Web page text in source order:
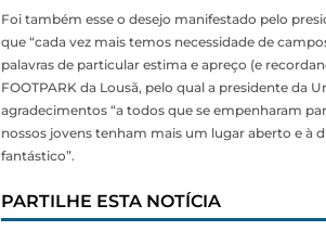
Foi também esse o desejo manifestado pelo
que “cada vez mais temos necessidade de
palavras de particular estima e apreço (e
FOOTPARK da Lousã, pelo qual a presidente da
agradecimentos “a todos que se empenharam
nossos jovens tenham mais um lugar aberto e à
fantástico”.
PARTILHE ESTA NOTÍCIA